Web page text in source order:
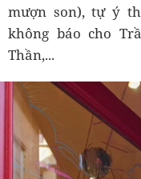
mượn son), tự ý
không báo cho
Thần,...